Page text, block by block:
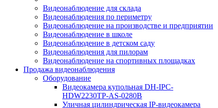
Видеонаблюдение для склада
Видеонаблюдения по периметру
Видеонаблюдение на производстве и предприятии
Видеонаблюдение в школе
Видеонаблюдение в детском саду
Видеонаблюдения для пилорам
Видеонаблюдение на спортивных площадках
Продажа видеонаблюдения
Оборудование
Видеокамера купольная DH-IPC-
HDW2230TP-AS-0280B
Уличная цилиндрическая IP-видеокамера